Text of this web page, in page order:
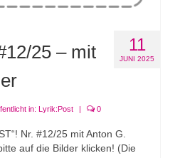
11
JUNI 2025
25 – mit
in: Lyrik:Post | 0
Nr. #12/25 mit Anton G.
auf die Bilder klicken! (Die